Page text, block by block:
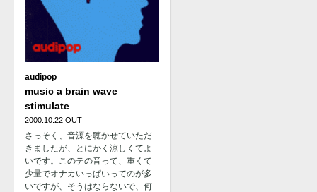
audipop
music a brain wave
stimulate
2000.10.22 OUT
さっそく、音源を聴かせていただ
きましたが、とにかく涼しくてよ
いです。このテの音って、重くて
少量でオナカいっぱいってのが多
いですが、そうはならないで、何